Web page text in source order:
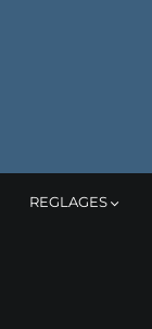
REGLAGES